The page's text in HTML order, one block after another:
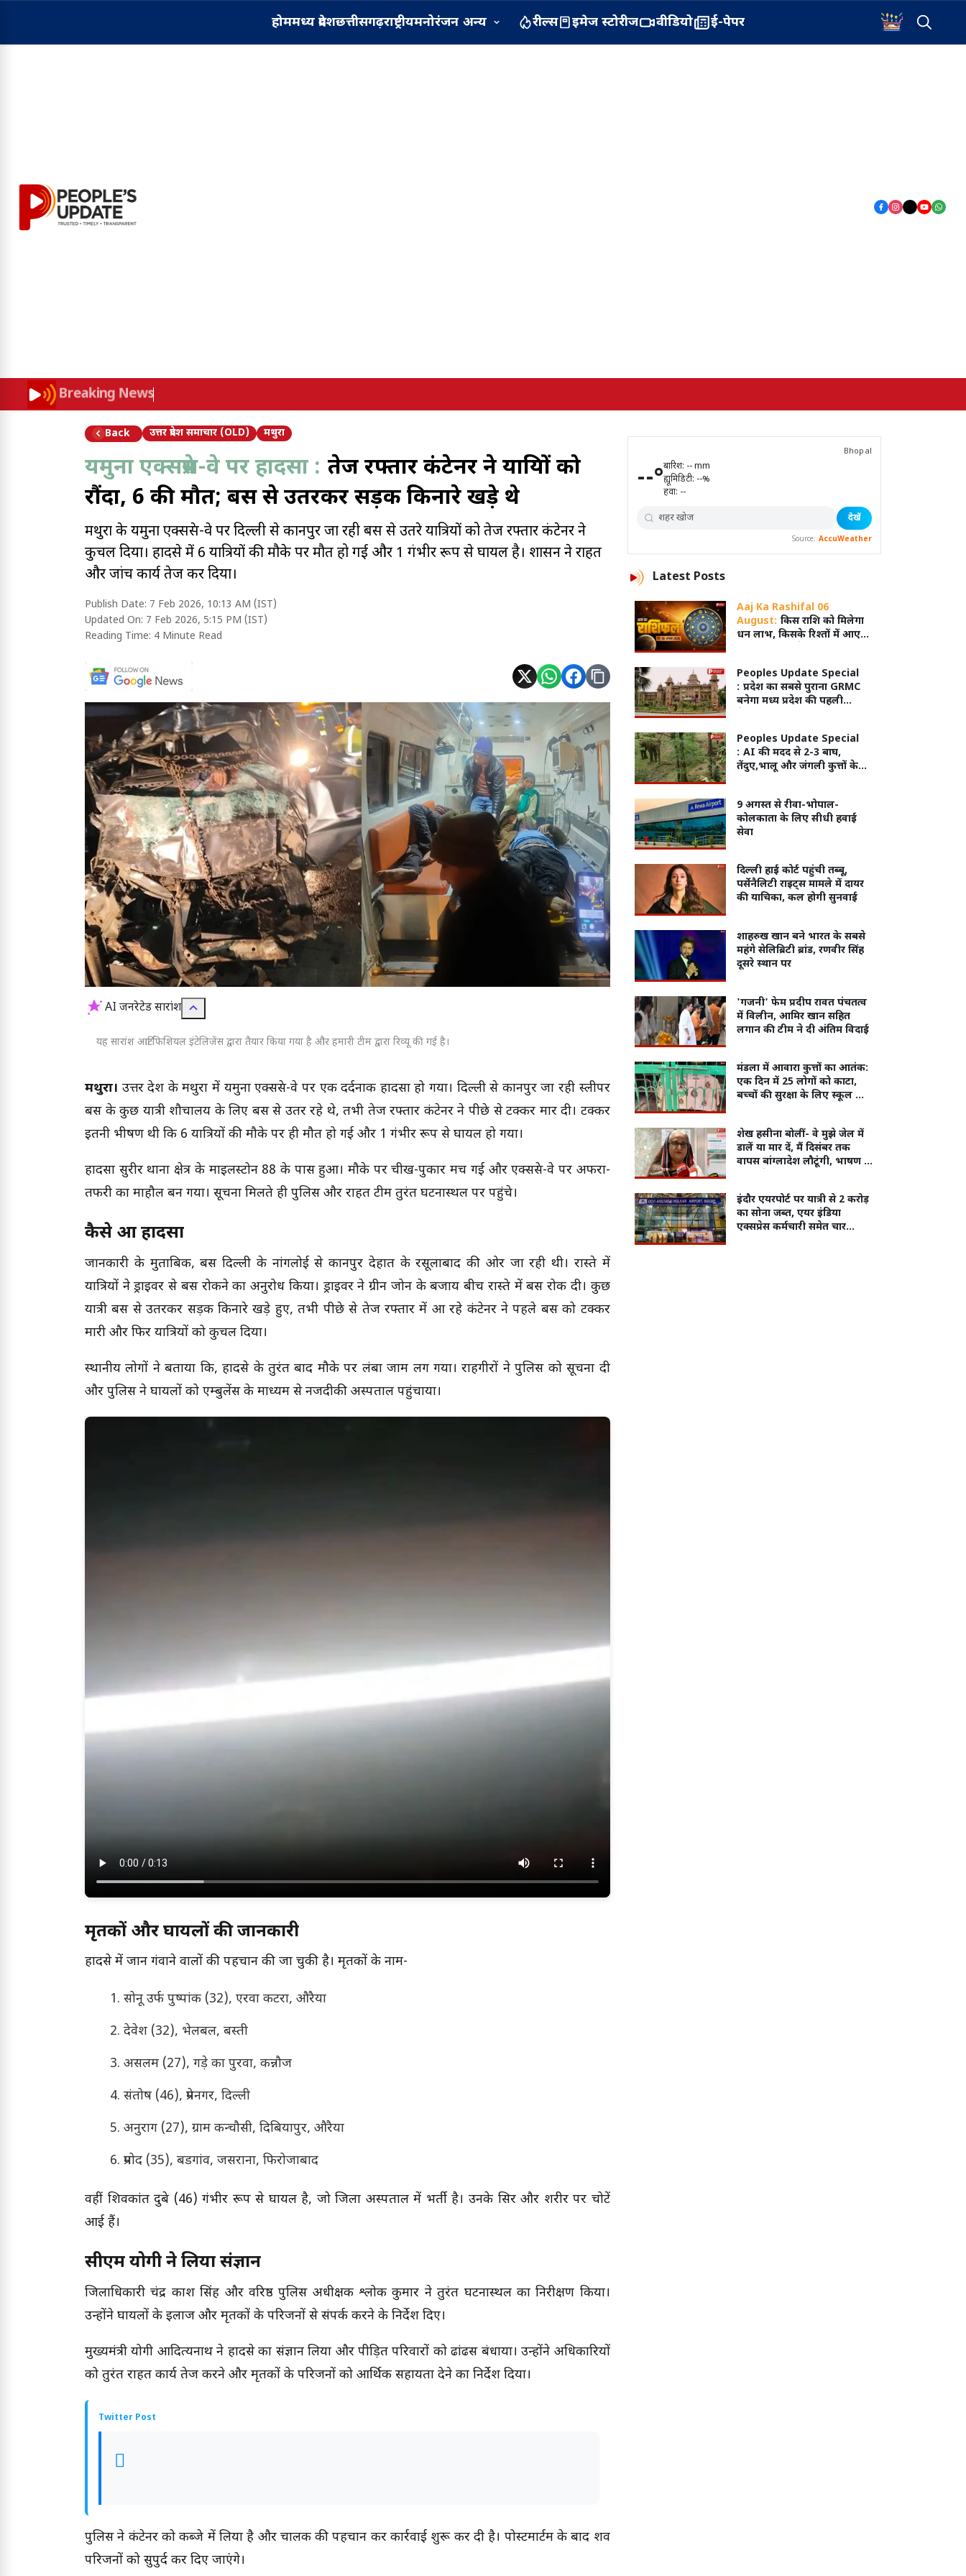
होममध्य प्रदेशछत्तीसगढ़राष्ट्रीयमनोरंजन अन्य रील्स इमेज स्टोरीज वीडियो ई-पेपर
Breaking News
Back उत्तर प्रदेश समाचार (OLD) मथुरा
यमुना एक्सप्रेस-वे पर हादसा : तेज रफ्तार कंटेनर ने यात्रियों को
रौंदा, 6 की मौत; बस से उतरकर सड़क किनारे खड़े थे
मथुरा के यमुना एक्सप्रेस-वे पर दिल्ली से कानपुर जा रही बस से उतरे यात्रियों को तेज रफ्तार कंटेनर ने
कुचल दिया। हादसे में 6 यात्रियों की मौके पर मौत हो गई और 1 गंभीर रूप से घायल है। प्रशासन ने राहत
और जांच कार्य तेज कर दिया।
Publish Date: 7 Feb 2026, 10:13 AM (IST)
Updated On: 7 Feb 2026, 5:15 PM (IST)
Reading Time: 4 Minute Read
AI जनरेटेड सारांश
यह सारांश आर्टिफिशियल इंटेलिजेंस द्वारा तैयार किया गया है और हमारी टीम द्वारा रिव्यू की गई है।
मथुरा। उत्तर प्रदेश के मथुरा में यमुना एक्सप्रेस-वे पर एक दर्दनाक हादसा हो गया। दिल्ली से कानपुर जा रही स्लीपर
बस के कुछ यात्री शौचालय के लिए बस से उतर रहे थे, तभी तेज रफ्तार कंटेनर ने पीछे से टक्कर मार दी। टक्कर
इतनी भीषण थी कि 6 यात्रियों की मौके पर ही मौत हो गई और 1 गंभीर रूप से घायल हो गया।
हादसा सुरीर थाना क्षेत्र के माइलस्टोन 88 के पास हुआ। मौके पर चीख-पुकार मच गई और एक्सप्रेस-वे पर अफरा-
तफरी का माहौल बन गया। सूचना मिलते ही पुलिस और राहत टीम तुरंत घटनास्थल पर पहुंचे।
कैसे हुआ हादसा
जानकारी के मुताबिक, बस दिल्ली के नांगलोई से कानपुर देहात के रसूलाबाद की ओर जा रही थी। रास्ते में
यात्रियों ने ड्राइवर से बस रोकने का अनुरोध किया। ड्राइवर ने ग्रीन जोन के बजाय बीच रास्ते में बस रोक दी। कुछ
यात्री बस से उतरकर सड़क किनारे खड़े हुए, तभी पीछे से तेज रफ्तार में आ रहे कंटेनर ने पहले बस को टक्कर
मारी और फिर यात्रियों को कुचल दिया।
स्थानीय लोगों ने बताया कि, हादसे के तुरंत बाद मौके पर लंबा जाम लग गया। राहगीरों ने पुलिस को सूचना दी
और पुलिस ने घायलों को एम्बुलेंस के माध्यम से नजदीकी अस्पताल पहुंचाया।
मृतकों और घायलों की जानकारी
हादसे में जान गंवाने वालों की पहचान की जा चुकी है। मृतकों के नाम-
सोनू उर्फ पुष्पांक (32), एरवा कटरा, औरैया
देवेश (32), भेलबल, बस्ती
असलम (27), गड़े का पुरवा, कन्नौज
संतोष (46), प्रेमनगर, दिल्ली
अनुराग (27), ग्राम कन्चौसी, दिबियापुर, औरैया
प्रमोद (35), बडगांव, जसराना, फिरोजाबाद
वहीं शिवकांत दुबे (46) गंभीर रूप से घायल है, जो जिला अस्पताल में भर्ती है। उनके सिर और शरीर पर चोटें
आई हैं।
सीएम योगी ने लिया संज्ञान
जिलाधिकारी चंद्र प्रकाश सिंह और वरिष्ठ पुलिस अधीक्षक श्लोक कुमार ने तुरंत घटनास्थल का निरीक्षण किया।
उन्होंने घायलों के इलाज और मृतकों के परिजनों से संपर्क करने के निर्देश दिए।
मुख्यमंत्री योगी आदित्यनाथ ने हादसे का संज्ञान लिया और पीड़ित परिवारों को ढांढस बंधाया। उन्होंने अधिकारियों
को तुरंत राहत कार्य तेज करने और मृतकों के परिजनों को आर्थिक सहायता देने का निर्देश दिया।
Twitter Post
पुलिस ने कंटेनर को कब्जे में लिया है और चालक की पहचान कर कार्रवाई शुरू कर दी है। पोस्टमार्टम के बाद शव
परिजनों को सुपुर्द कर दिए जाएंगे।
Bhopal
--°बारिश: --mm
ह्यूमिडिटी: --%
हवा: --
देखें
Source: AccuWeather
Latest Posts
Aaj Ka Rashifal 06
August: किस राशि को मिलेगा
धन लाभ, किसके रिश्तों में आएगी
Peoples Update Special
: प्रदेश का सबसे पुराना GRMC
बनेगा मध्य प्रदेश की पहली
Peoples Update Special
: AI की मदद से 2-3 बाघ,
तेंदुए,भालू और जंगली कुत्तों के
9 अगस्त से रीवा-भोपाल-
कोलकाता के लिए सीधी हवाई
सेवा
दिल्ली हाई कोर्ट पहुंची तब्बू,
पर्सेनैलिटी राइट्स मामले में दायर
की याचिका, कल होगी सुनवाई
शाहरुख खान बने भारत के सबसे
महंगे सेलिब्रिटी ब्रांड, रणवीर सिंह
दूसरे स्थान पर
'गजनी' फेम प्रदीप रावत पंचतत्व
में विलीन, आमिर खान सहित
लगान की टीम ने दी अंतिम विदाई
मंडला में आवारा कुत्तों का आतंक:
एक दिन में 25 लोगों को काटा,
बच्चों की सुरक्षा के लिए स्कूल और
शेख हसीना बोलीं- वे मुझे जेल में
डालें या मार दें, मैं दिसंबर तक
वापस बांग्लादेश लौटूंगी, भाषण के
इंदौर एयरपोर्ट पर यात्री से 2 करोड़
का सोना जब्त, एयर इंडिया
एक्सप्रेस कर्मचारी समेत चार